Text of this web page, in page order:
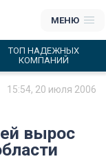
МЕНЮ
ТОП НАДЕЖНЫХ
КОМПАНИЙ
15:54, 20 июля 2006
вырос